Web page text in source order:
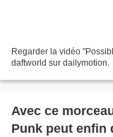
Regarder la vidéo
daftworld sur dailymotion.
Avec ce
Punk peut enfin